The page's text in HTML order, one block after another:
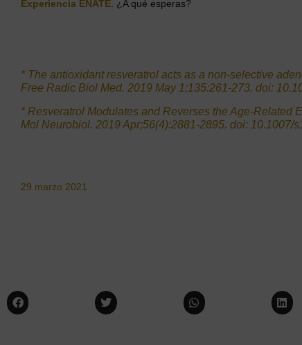
Experiencia ENATE . ¿A qué esperas?
* The antioxidant resveratrol acts as a non-selective
Free Radic Biol Med. 2019 May 1;135:261-273. doi:
* Resveratrol Modulates and Reverses the Age-Related
Mol Neurobiol. 2019 Apr;56(4):2881-2895. doi: 10.1007/
29 marzo 2021